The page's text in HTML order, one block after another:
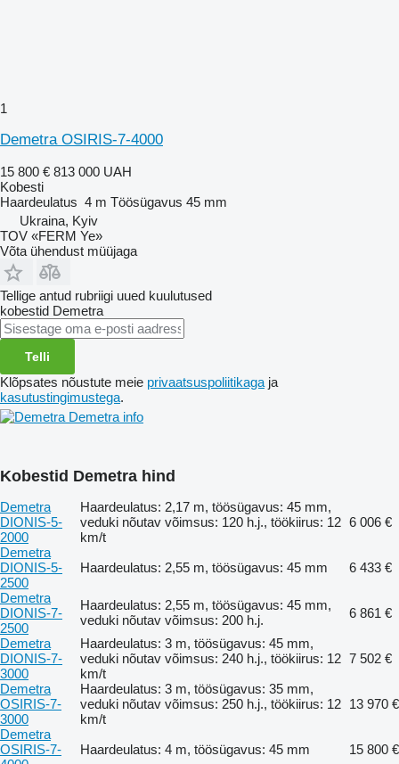
1
Demetra OSIRIS-7-4000
15 800 € 813 000 UAH
Kobesti
Haardeulatus 4 m Töösügavus 45 mm
Ukraina, Kyiv
TOV «FERM Ye»
Võta ühendust müüjaga
Tellige antud rubriigi uued kuulutused
kobestid Demetra
Telli
Klõpsates nõustute meie privaatsuspoliitikaga ja
kasutustingimustega.
Demetra info
Kobestid Demetra hind
Demetra
DIONIS-5-
2000
Haardeulatus: 2,17 m, töösügavus: 45 mm,
veduki nõutav võimsus: 120 h.j., töökiirus: 12
km/t
6 006 €
Demetra
DIONIS-5-
2500
Haardeulatus: 2,55 m, töösügavus: 45 mm
6 433 €
Demetra
DIONIS-7-
2500
Haardeulatus: 2,55 m, töösügavus: 45 mm,
veduki nõutav võimsus: 200 h.j.
6 861 €
Demetra
DIONIS-7-
3000
Haardeulatus: 3 m, töösügavus: 45 mm,
veduki nõutav võimsus: 240 h.j., töökiirus: 12
km/t
7 502 €
Demetra
OSIRIS-7-
3000
Haardeulatus: 3 m, töösügavus: 35 mm,
veduki nõutav võimsus: 250 h.j., töökiirus: 12
km/t
13 970 €
Demetra
OSIRIS-7-
Haardeulatus: 4 m, töösügavus: 45 mm
15 800 €